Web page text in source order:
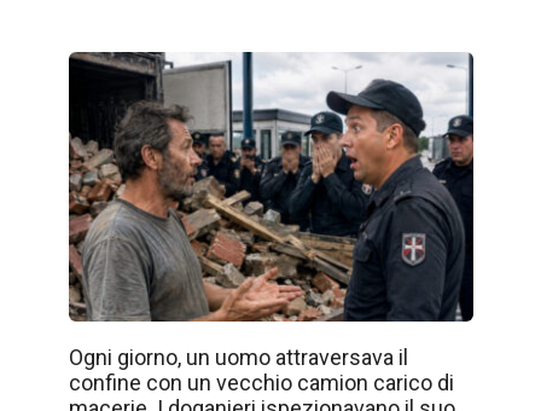
Ogni giorno, un uomo attraversava il
confine con un vecchio camion carico di